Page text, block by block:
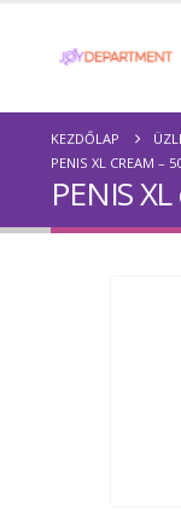
KEZDŐLAP
PENIS XL CREAM –
PENIS